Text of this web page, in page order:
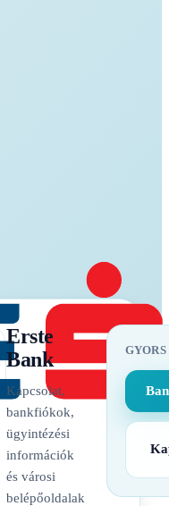
Erste
Bank
Kapcsolat,
bankfiókok,
ügyintézési
információk
és városi
belépőoldalak